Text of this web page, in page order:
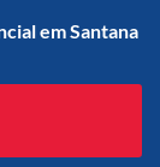
Pedro da
João de
em Santana